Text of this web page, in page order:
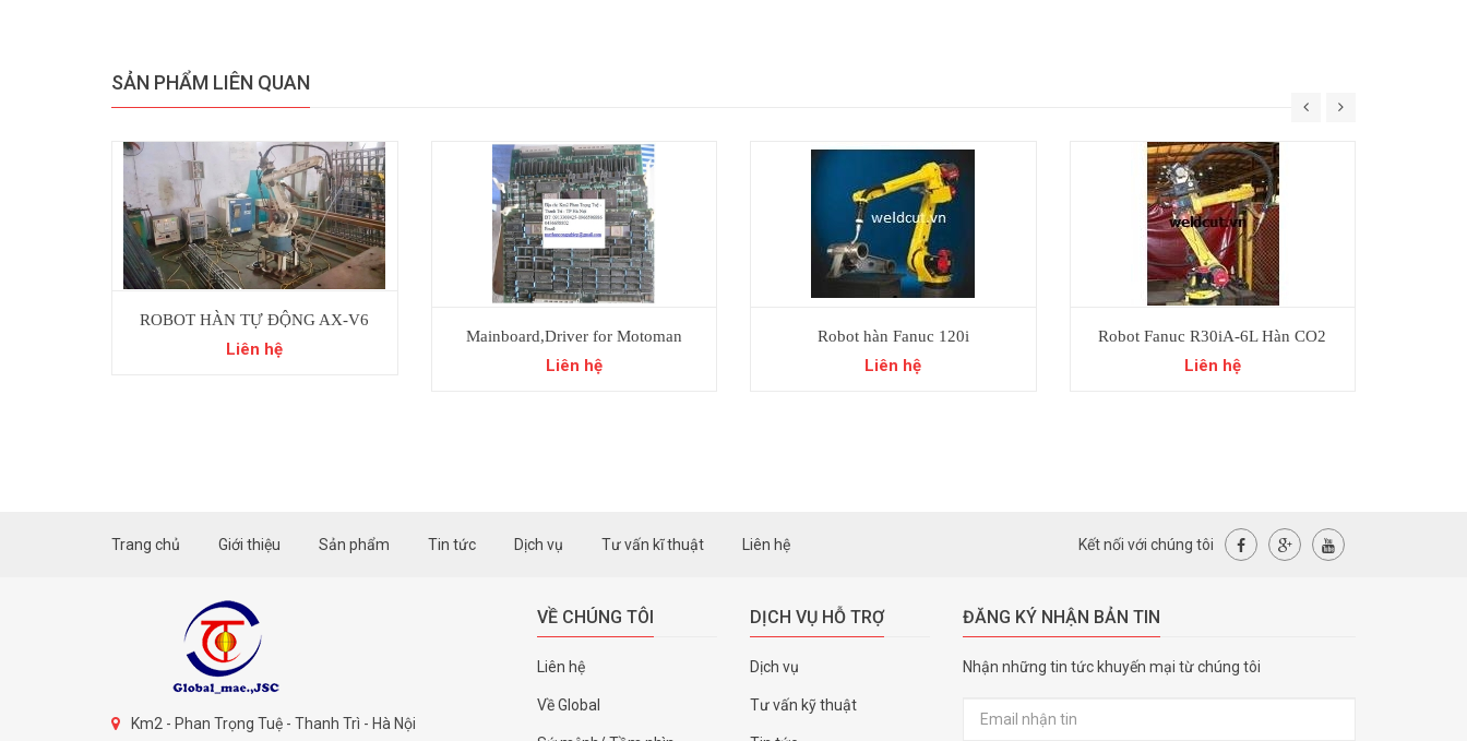
SẢN PHẨM LIÊN QUAN
ROBOT HÀN TỰ ĐỘNG AX-V6
PANASONIC
Liên hệ
Mainboard,Driver for Motoman
K6/K10/K100
Liên hệ
Robot hàn Fanuc 120i
Liên hệ
Robot Fanuc R30iA-6L Hàn CO2
Liên hệ
Trang chủ Giới thiệu Sản phẩm Tin tức Dịch vụ Tư vấn kĩ thuật Liên hệ Kết nối với chúng tôi
Km2 - Phan Trọng Tuệ - Thanh Trì - Hà Nội
VỀ CHÚNG TÔI
Liên hệ
Về Global
DỊCH VỤ HỖ TRỢ
Dịch vụ
Tư vấn kỹ thuật
ĐĂNG KÝ NHẬN BẢN TIN
Nhận những tin tức khuyến mại từ chúng tôi